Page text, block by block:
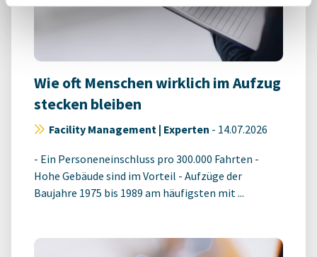
Wie oft Menschen wirklich im Aufzug
stecken bleiben
Facility Management | Experten - 14.07.2026
- Ein Personeneinschluss pro 300.000 Fahrten -
Hohe Gebäude sind im Vorteil - Aufzüge der
Baujahre 1975 bis 1989 am häufigsten mit ...